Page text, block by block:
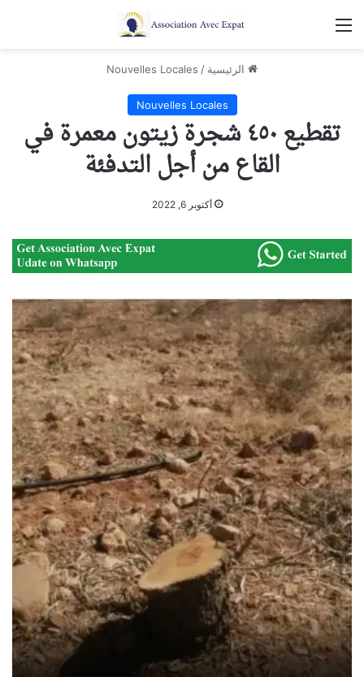
القائمة
الرئيسية /
Nouvelles Locales
Nouvelles Locales
تقطيع ٤٥٠ شجرة زيتون معمرة في
القاع من أجل التدفئة
أكتوبر 6, 2022